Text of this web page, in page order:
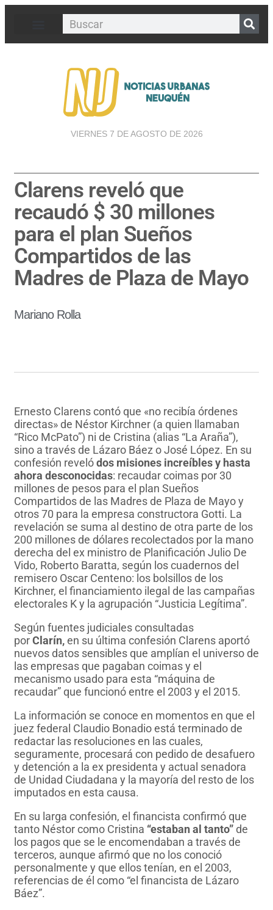
VIERNES 7 DE AGOSTO DE 2026
Clarens reveló que
recaudó $ 30 millones
para el plan Sueños
Compartidos de las
Madres de Plaza de Mayo
Mariano Rolla
Ernesto Clarens contó que «no recibía órdenes
directas» de Néstor Kirchner (a quien llamaban
“Rico McPato”) ni de Cristina (alias “La Araña”),
sino a través de Lázaro Báez o José López. En su
confesión revelódos misiones increíbles y hasta
ahora desconocidas: recaudar coimas por 30
millones de pesos para el plan Sueños
Compartidos de las Madres de Plaza de Mayo y
otros 70 para la empresa constructora Gotti. La
revelación se suma al destino de otra parte de los
200 millones de dólares recolectados por la mano
derecha del ex ministro de Planificación Julio De
Vido, Roberto Baratta, según los cuadernos del
remisero Oscar Centeno: los bolsillos de los
Kirchner, el financiamiento ilegal de las campañas
electorales K y la agrupación “Justicia Legítima”.
Según fuentes judiciales consultadas
porClarín,en su última confesión Clarens aportó
nuevos datos sensibles que amplían el universo de
las empresas que pagaban coimas y el
mecanismo usado para esta “máquina de
recaudar” que funcionó entre el 2003 y el 2015.
La información se conoce en momentos en que el
juez federal Claudio Bonadio está terminado de
redactar las resoluciones en las cuales,
seguramente, procesará con pedido de desafuero
y detención a la ex presidenta y actual senadora
de Unidad Ciudadana y la mayoría del resto de los
imputados en esta causa.
En su larga confesión, el financista confirmó que
tanto Néstor como Cristina “estaban al tanto”de
los pagos que se le encomendaban a través de
terceros, aunque afirmó que no los conoció
personalmente y que ellos tenían, en el 2003,
referencias de él como “el financista de Lázaro
Báez”.